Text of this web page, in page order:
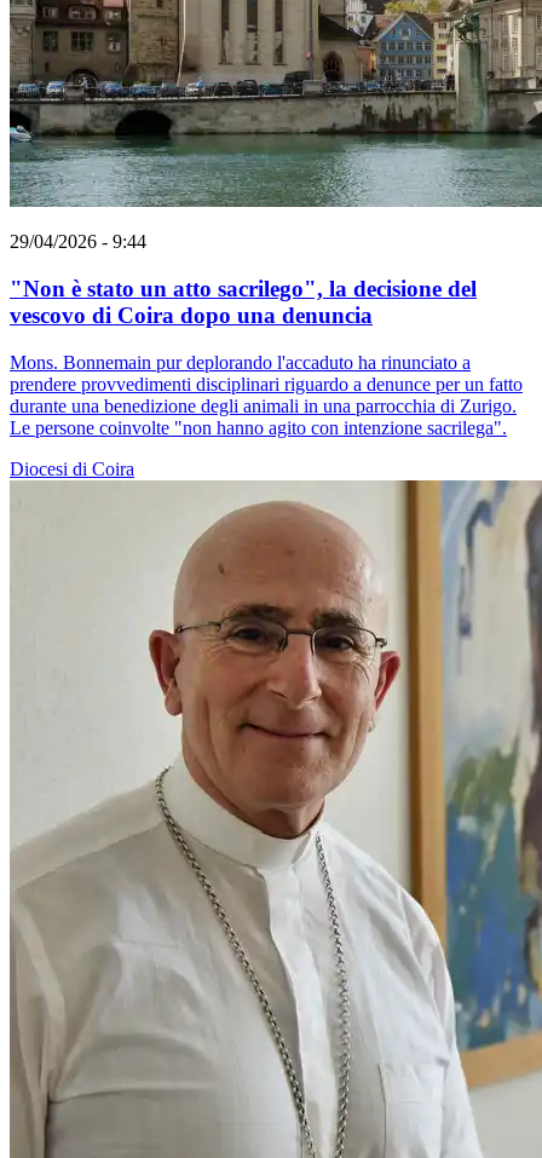
29/04/2026 - 9:44
"Non è stato un atto sacrilego", la decisione del
vescovo di Coira dopo una denuncia
Mons. Bonnemain pur deplorando l'accaduto ha rinunciato a
prendere provvedimenti disciplinari riguardo a denunce per un fatto
durante una benedizione degli animali in una parrocchia di Zurigo.
Le persone coinvolte "non hanno agito con intenzione sacrilega".
Diocesi di Coira